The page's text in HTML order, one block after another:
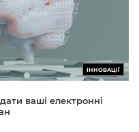
ІННОВАЦІЇ
ваші електронні